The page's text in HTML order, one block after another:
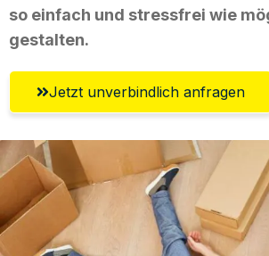
so einfach und stressfrei wie
gestalten.
Jetzt unverbindlich anfragen